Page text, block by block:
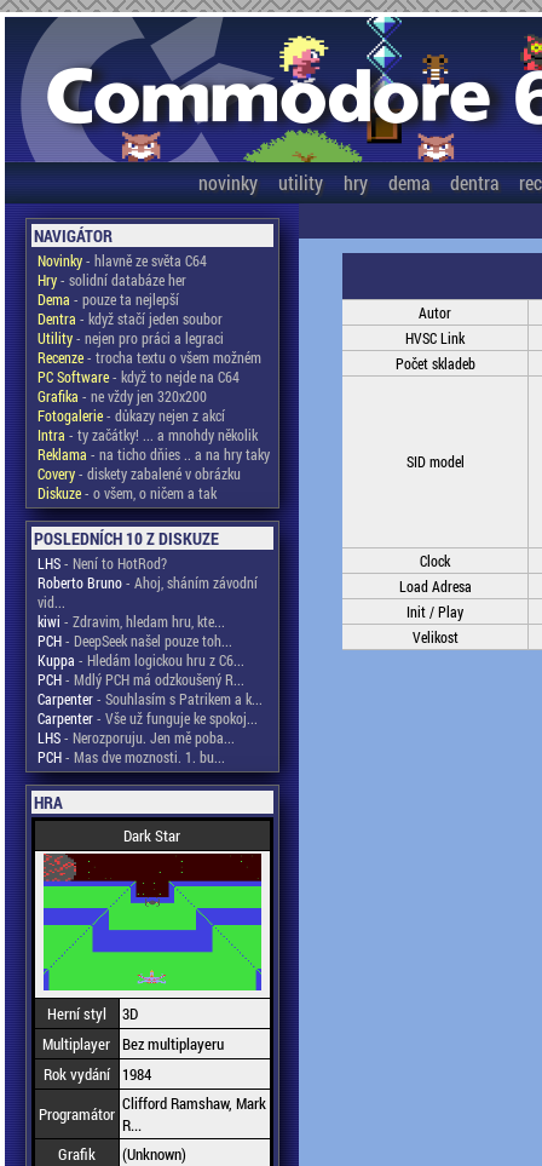
novinky utility hry dema dentra
NAVIGÁTOR
Novinky- hlavně ze světa C64
Hry- solidní databáze her
Dema - pouze ta nejlepší
Dentra - když stačí jeden soubor
Utility- nejen pro práci a legraci
Recenze- trocha textu o všem možném
PC Software- když to nejde na C64
Grafika - ne vždy jen 320x200
Fotogalerie- důkazy nejen z akcí
Intra - ty začátky! ... a mnohdy několik
Reklama - na ticho dňies .. a na hry taky
Covery- diskety zabalené v obrázku
Diskuze- o všem, o ničem a tak
POSLEDNÍCH 10 Z DISKUZE
LHS- Není to HotRod?
Roberto Bruno- Ahoj, sháním závodní
vid...
kiwi - Zdravim, hledam hru, kte...
PCH- DeepSeek našel pouze toh...
Kuppa - Hledám logickou hru z C6...
PCH- Mdlý PCH má odzkoušený R...
Carpenter- Souhlasím s Patrikem a k...
Carpenter- Vše už funguje ke spokoj...
LHS- Nerozporuju. Jen mě poba...
PCH- Mas dve moznosti. 1. bu...
HRA
Dark Star
Herní styl
3D
Multiplayer Bez multiplayeru
Rok vydání
1984
Programátor Clifford Ramshaw, Mark
R...
Grafik
(Unknown)
Autor
HVSC Link
Počet skladeb
SID model
Clock
Load Adresa
Init / Play
Velikost